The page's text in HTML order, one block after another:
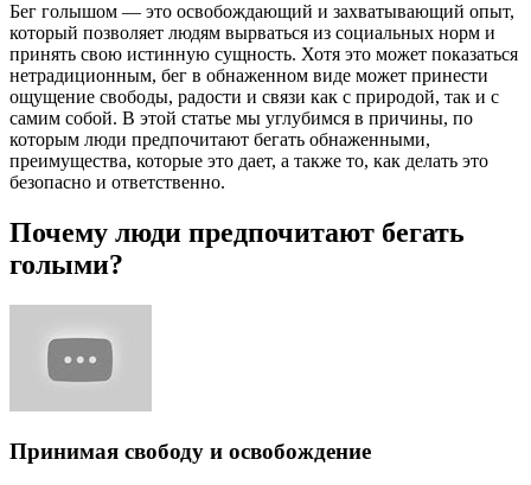
Бег голышом — это освобождающий и захватывающий опыт,
который позволяет людям вырваться из социальных норм и
принять свою истинную сущность. Хотя это может показаться
нетрадиционным, бег в обнаженном виде может принести
ощущение свободы, радости и связи как с природой, так и с
самим собой. В этой статье мы углубимся в причины, по
которым люди предпочитают бегать обнаженными,
преимущества, которые это дает, а также то, как делать это
безопасно и ответственно.
Почему люди предпочитают бегать
голыми?
Принимая свободу и освобождение